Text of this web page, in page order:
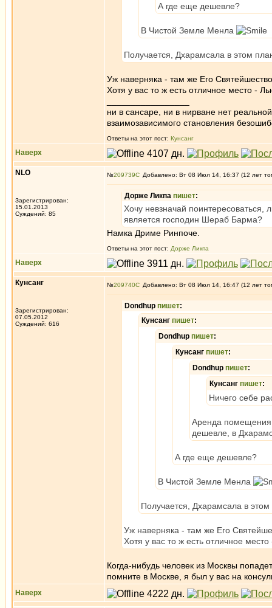
А где еще дешевле?
В Чистой Земле Менла
Получается, Дхарамсала в этом
Уж наверняка - там же Его
Хотя у вас то ж есть отличное место -
ни в сансаре, ни в нирване нет
взаимозависимого становления
Ответы на этот пост: Кунсанг
Наверх
NLO
Зарегистрирован:
15.01.2013
Суждений: 85
№209739 Добавлено: Вт 08 Июл 14, 16:37 (12 лет
Дорже Ликпа пишет:
Хочу невзначай
является господин Шераб Барма?
Намка Дриме Ринпоче.
Ответы на этот пост: Дорже Ликпа
Наверх
Кунсанг
Зарегистрирован:
07.05.2012
Суждений: 616
№209740 Добавлено: Вт 08 Июл 14, 16:47 (12 лет
Dondhup пишет:
Кунсанг пишет:
Dondhup пишет:
Кунсанг пишет:
Dondhup пишет:
Кунсанг пишет:
Ничего себе
Аренда помещения,
дешевле, в
А где еще дешевле?
В Чистой Земле Менла
Получается, Дхарамсала в
Уж наверняка - там же Его
Хотя у вас то ж есть отличное
Когда-нибудь человек из Москвы
помните в Москве, я был у вас на
Наверх